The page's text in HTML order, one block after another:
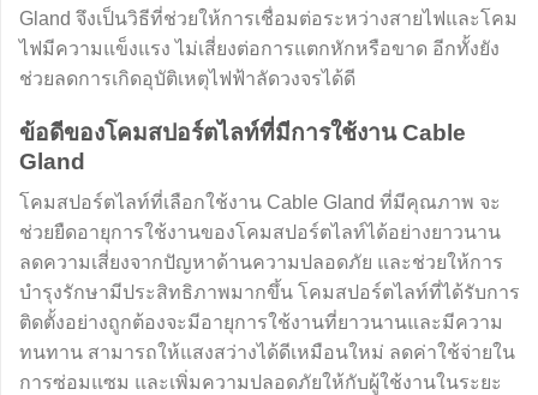
Gland จึงเป็นวิธีที่ช่วยให้การเชื่อมต่อระหว่างสายไฟและโคม
ไฟมีความแข็งแรง ไม่เสี่ยงต่อการแตกหักหรือขาด อีกทั้งยัง
ช่วยลดการเกิดอุบัติเหตุไฟฟ้าลัดวงจรได้ดี
ข้อดีของโคมสปอร์ตไลท์ที่มีการใช้งาน Cable
Gland
โคมสปอร์ตไลท์ที่เลือกใช้งาน Cable Gland ที่มีคุณภาพ จะ
ช่วยยืดอายุการใช้งานของโคมสปอร์ตไลท์ได้อย่างยาวนาน
ลดความเสี่ยงจากปัญหาด้านความปลอดภัย และช่วยให้การ
บำรุงรักษามีประสิทธิภาพมากขึ้น โคมสปอร์ตไลท์ที่ได้รับการ
ติดตั้งอย่างถูกต้องจะมีอายุการใช้งานที่ยาวนานและมีความ
ทนทาน สามารถให้แสงสว่างได้ดีเหมือนใหม่ ลดค่าใช้จ่ายใน
การซ่อมแซม และเพิ่มความปลอดภัยให้กับผู้ใช้งานในระยะ